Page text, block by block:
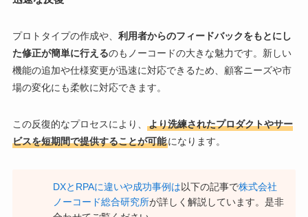
プロトタイプの作成や、 利用者からのフィードバックをもとにし
た修正が簡単に行えるのもノーコードの大きな魅力です。新しい
機能の追加や仕様変更が迅速に対応できるため、顧客ニーズや市
場の変化にも柔軟に対応できます。
この反復的なプロセスにより、
より洗練されたプロダクトやサー
ビスを短期間で提供することが可能になります。
DXとRPAに違いや成功事例は以下の記事で株式会社
ノーコード総合研究所が詳しく解説しています。是非